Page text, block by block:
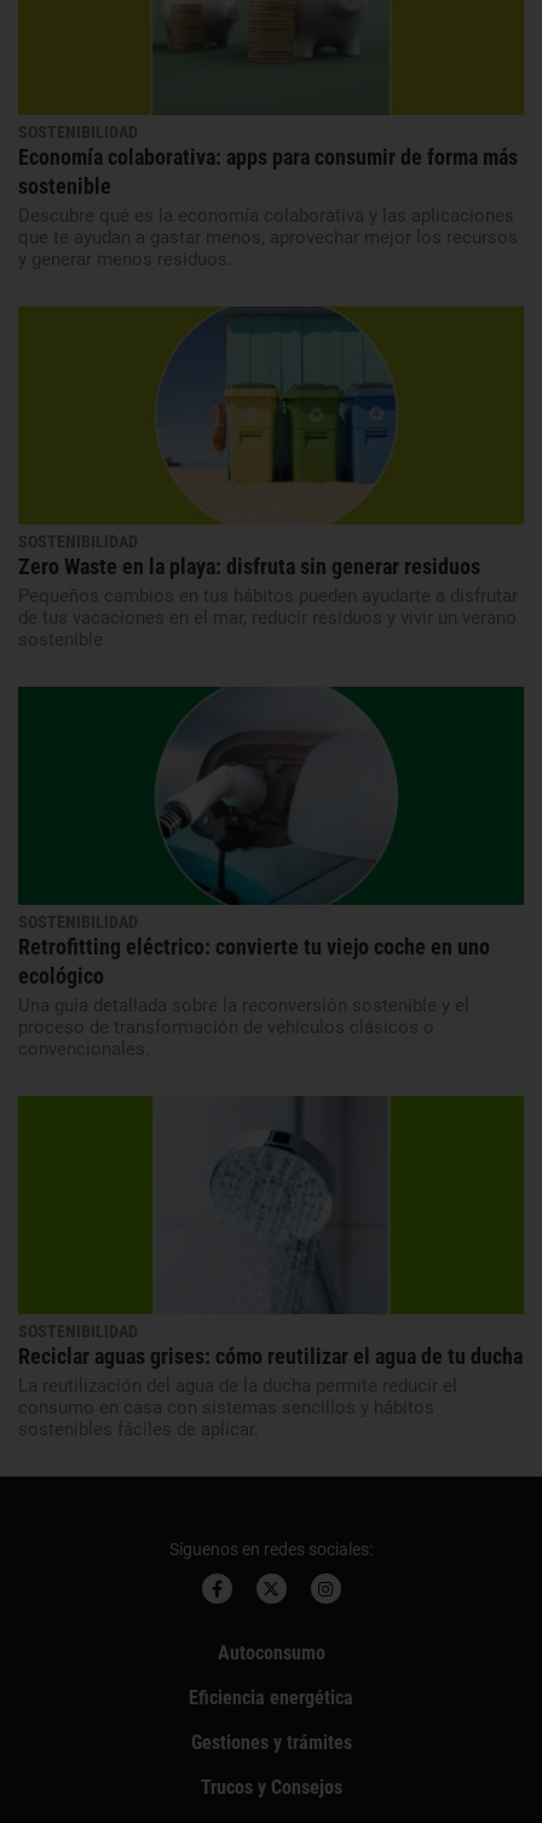
SOSTENIBILIDAD
Economía colaborativa: apps para consumir de forma más
sostenible
Descubre qué es la economía colaborativa y las aplicaciones
que te ayudan a gastar menos, aprovechar mejor los recursos
y generar menos residuos.
SOSTENIBILIDAD
Zero Waste en la playa: disfruta sin generar residuos
Pequeños cambios en tus hábitos pueden ayudarte a disfrutar
de tus vacaciones en el mar, reducir residuos y vivir un verano
sostenible
SOSTENIBILIDAD
Retrofitting eléctrico: convierte tu viejo coche en uno
ecológico
Una guía detallada sobre la reconversión sostenible y el
proceso de transformación de vehículos clásicos o
convencionales.
SOSTENIBILIDAD
Reciclar aguas grises: cómo reutilizar el agua de tu ducha
La reutilización del agua de la ducha permite reducir el
consumo en casa con sistemas sencillos y hábitos
sostenibles fáciles de aplicar.
Síguenos en redes sociales:
Autoconsumo
Eficiencia energética
Gestiones y trámites
Trucos y Consejos